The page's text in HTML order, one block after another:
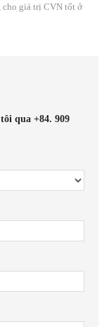
cho giá trị CVN tốt ở
qua +84. 909